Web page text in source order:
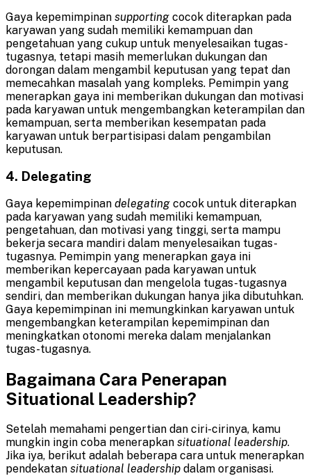
Gaya kepemimpinan supporting cocok diterapkan pada
karyawan yang sudah memiliki kemampuan dan
pengetahuan yang cukup untuk menyelesaikan tugas-
tugasnya, tetapi masih memerlukan dukungan dan
dorongan dalam mengambil keputusan yang tepat dan
memecahkan masalah yang kompleks. Pemimpin yang
menerapkan gaya ini memberikan dukungan dan motivasi
pada karyawan untuk mengembangkan keterampilan dan
kemampuan, serta memberikan kesempatan pada
karyawan untuk berpartisipasi dalam pengambilan
keputusan.
4. Delegating
Gaya kepemimpinan delegating cocok untuk diterapkan
pada karyawan yang sudah memiliki kemampuan,
pengetahuan, dan motivasi yang tinggi, serta mampu
bekerja secara mandiri dalam menyelesaikan tugas-
tugasnya. Pemimpin yang menerapkan gaya ini
memberikan kepercayaan pada karyawan untuk
mengambil keputusan dan mengelola tugas-tugasnya
sendiri, dan memberikan dukungan hanya jika dibutuhkan.
Gaya kepemimpinan ini memungkinkan karyawan untuk
mengembangkan keterampilan kepemimpinan dan
meningkatkan otonomi mereka dalam menjalankan
tugas-tugasnya.
Bagaimana Cara Penerapan
Situational Leadership?
Setelah memahami pengertian dan ciri-cirinya, kamu
mungkin ingin coba menerapkan situational leadership.
Jika iya, berikut adalah beberapa cara untuk menerapkan
pendekatan situational leadership dalam organisasi.